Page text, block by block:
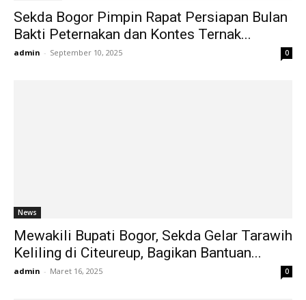
Sekda Bogor Pimpin Rapat Persiapan Bulan
Bakti Peternakan dan Kontes Ternak...
admin - September 10, 2025 0
News
Mewakili Bupati Bogor, Sekda Gelar Tarawih
Keliling di Citeureup, Bagikan Bantuan...
admin - Maret 16, 2025 0